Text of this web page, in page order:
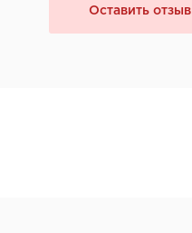
Оставить отзыв